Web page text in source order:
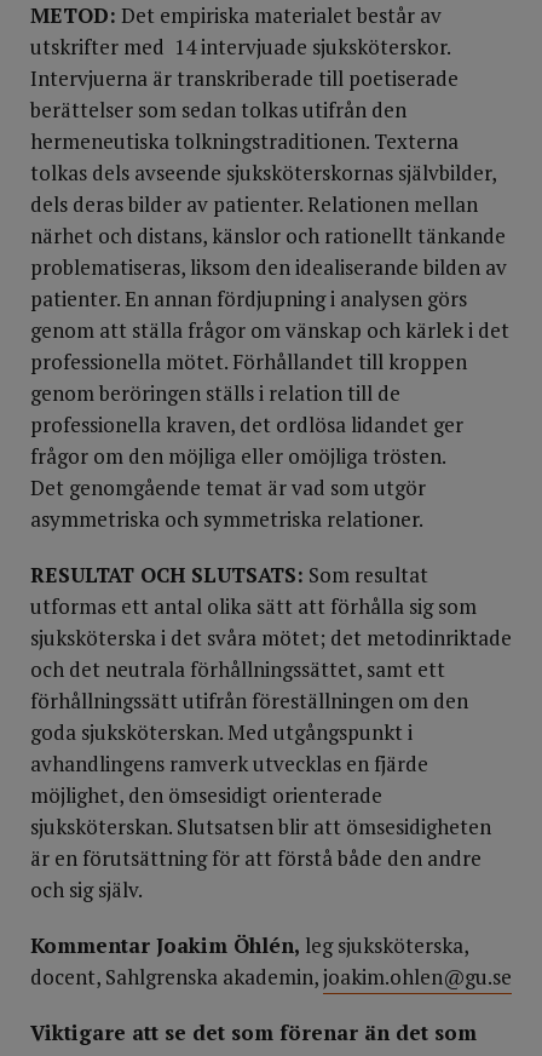
METOD: Det empiriska materialet består av
utskrifter med 14 intervju­ade sjuksköterskor.
Intervjuerna är transkriberade till poetiserade
berättelser som sedan tolkas utifrån den
hermeneutiska tolkningstraditionen. Texterna
tolkas dels avseende sjuksköterskornas självbilder,
dels deras bilder av patienter. Relationen mellan
närhet och distans, känslor och rationellt tänkande
problematiseras, liksom den idealiserande bilden av
patienter. En annan fördjupning i analysen görs
genom att ställa frågor om vänskap och kärlek i det
professionella mötet. Förhållandet till kroppen
genom beröringen ställs i relation till de
professionella kraven, det ordlösa lidandet ger
frågor om den möjliga eller omöjliga trösten.
Det genomgående temat är vad som utgör
asymmetriska och symmetriska relationer.
RESULTAT OCH SLUTSATS: Som resultat
utformas ett antal olika sätt att förhålla sig som
sjuksköterska i det svåra mötet; det metodinriktade
och det neutrala förhållningssättet, samt ett
förhållningssätt utifrån föreställningen om den
goda sjuksköterskan. Med utgångspunkt i
avhandlingens ramverk utvecklas en fjärde
möjlighet, den ömsesidigt orienterade
sjuksköterskan. Slutsatsen blir att ömsesidigheten
är en förutsättning för att förstå både den andre
och sig själv.
Kommentar Joakim Öhlén, leg sjuksköterska,
docent, Sahlgrenska akademin,joakim.ohlen@gu.se
Viktigare att se det som förenar än det som